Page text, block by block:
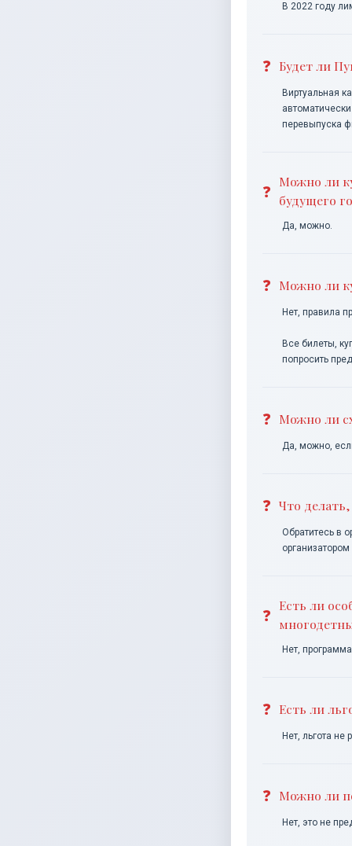
В 2022 году
Будет ли
Виртуальная
перевыпуска
Можно ли
будущего
Да, можно.
Можно ли
Нет, правила
Все билеты,
попросить
Можно ли
Да, можно,
Что
Обратитесь в
Есть ли
Нет,
Есть ли
Нет, льгота не
Можно ли
Нет, это не